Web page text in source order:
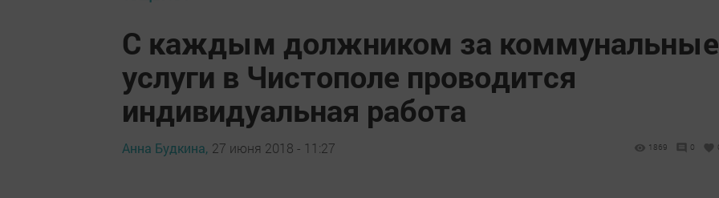
С каждым должником за коммунальные
услуги в Чистополе проводится
индивидуальная работа
Анна Будкина, 27 июня 2018 - 11:27 1869 0